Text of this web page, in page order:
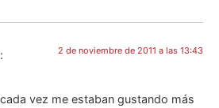
2 de noviembre de 2011 a las 13:43
vez me estaban gustando más